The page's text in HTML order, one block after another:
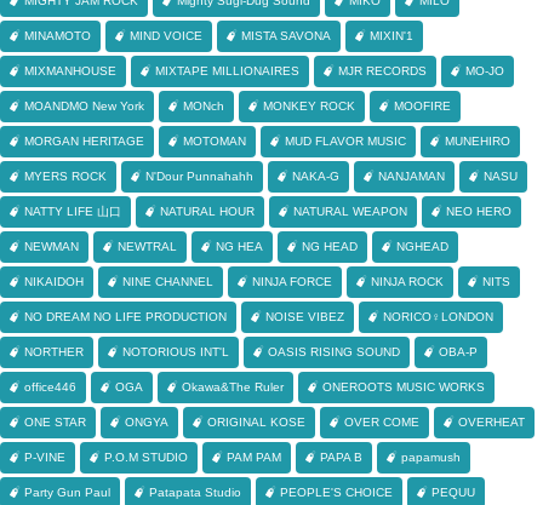
MINAMOTO MIND VOICE MISTA SAVONA MIXIN'1
MIXMANHOUSE MIXTAPE MILLIONAIRES MJR RECORDS MO-JO
MOANDMO New York MONch MONKEY ROCK MOOFIRE
MORGAN HERITAGE MOTOMAN MUD FLAVOR MUSIC MUNEHIRO
MYERS ROCK N'Dour Punnahahh NAKA-G NANJAMAN NASU
NATTY LIFE 山口 NATURAL HOUR NATURAL WEAPON NEO HERO
NEWMAN NEWTRAL NG HEA NG HEAD NGHEAD
NIKAIDOH NINE CHANNEL NINJA FORCE NINJA ROCK NITS
NO DREAM NO LIFE PRODUCTION NOISE VIBEZ NORICO♀LONDON
NORTHER NOTORIOUS INT'L OASIS RISING SOUND OBA-P
office446 OGA Okawa&The Ruler ONEROOTS MUSIC WORKS
ONE STAR ONGYA ORIGINAL KOSE OVER COME OVERHEAT
P-VINE P.O.M STUDIO PAM PAM PAPA B papamush
Party Gun Paul Patapata Studio PEOPLE'S CHOICE PEQUU